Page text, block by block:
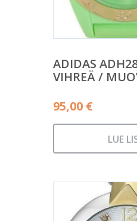
ADIDAS
VIHREÄ /
95,00 €
LUE